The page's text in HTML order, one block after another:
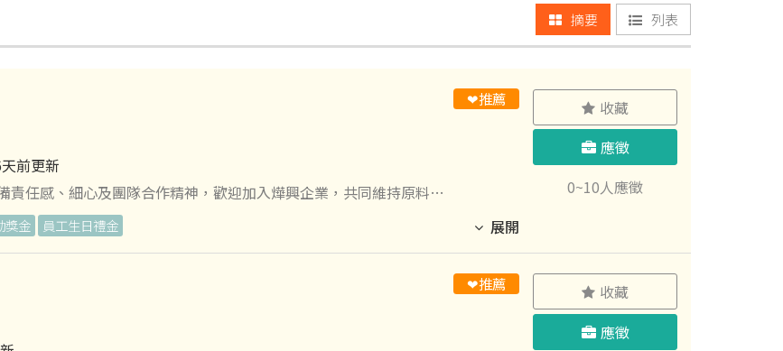
列表
摘要
前更新
責任感、細心及團隊合作精神，歡迎加入燁興企業，共同維持原料管
隊
補貼，陪你走過人生重要時刻。 日常關愛： 伙食津貼、提供員工
舒適哺乳室、家庭照顧假，讓工作與生活達到真平衡。 健康守
展開
獎金 員工生日禮金
❤推薦
收藏
應徵
0~10人應徵
❤推薦
收藏
應徵